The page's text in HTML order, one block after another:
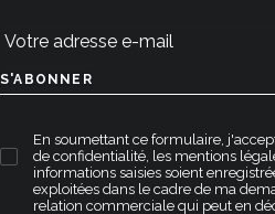
En soumettant ce formulaire,
de confidentialité, les mentions
informations saisies soient
exploitées dans le cadre de ma
relation commerciale qui peut en